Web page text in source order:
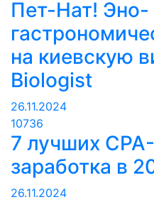
Пет-Нат! Эно-
на киевскую
Biologist
26.11.2024
10736
7 лучших
заработка в
26.11.2024